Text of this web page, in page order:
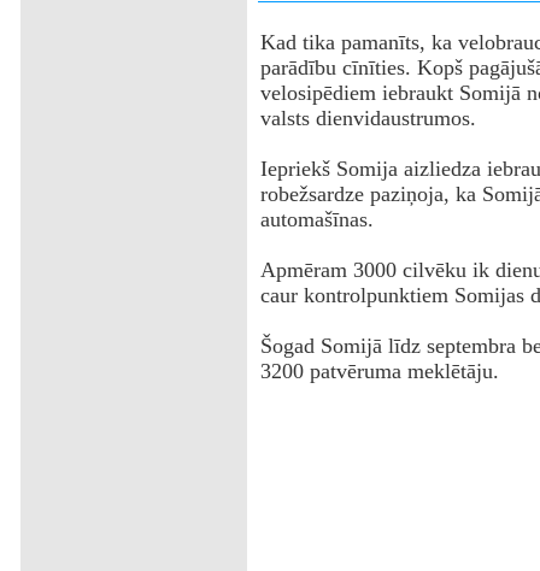
Kad tika pamanīts, ka
parādību cīnīties. Kopš
velosipēdiem iebraukt Somijā
valsts dienvidaustrumos.
Iepriekš Somija aizliedza
robežsardze paziņoja, ka
automašīnas.
‌Apmēram 3000 cilvēku ik
caur kontrolpunktiem Somijas
Šogad Somijā līdz septembra
3200 patvēruma meklētāju.